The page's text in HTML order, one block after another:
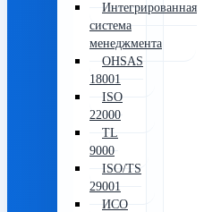
Интегрированная
система
менеджмента
OHSAS
18001
ISO
22000
TL
9000
ISO/TS
29001
ИСО